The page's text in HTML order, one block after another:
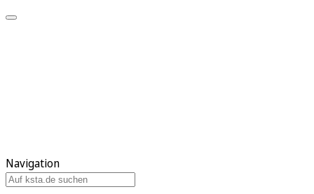
Navigation